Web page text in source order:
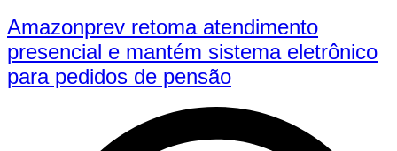
Amazonprev retoma atendimento
presencial e mantém sistema eletrônico
para pedidos de pensão